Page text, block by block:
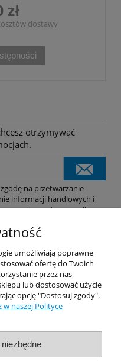
zł
dostawy
otrzymywać
na przetwarzanie
informacji handlowych i
podany adres e-mail.
umożliwiają poprawne
ofertę do Twoich
przez nas
lub dostosować użycie
opcję "Dostosuj zgody".
w naszej Polityce